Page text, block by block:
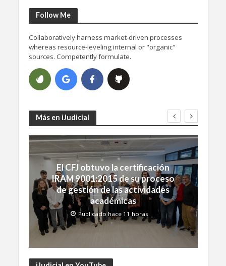
Follow Me
Collaboratively harness market-driven processes
whereas resource-leveling internal or "organic"
sources. Competently formulate.
Más en iJudicial
El CFJ obtuvo la certificación
IRAM 9001:2015 de su proceso
de gestión de las actividades
académicas
Publicado hace 11 horas